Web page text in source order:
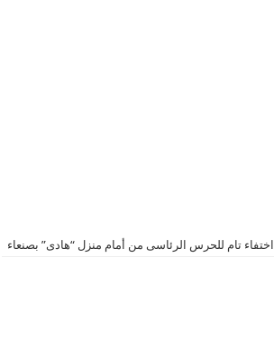
اختفاء تام للحرس الرئاسى من أمام منزل “هادى” بصنعاء